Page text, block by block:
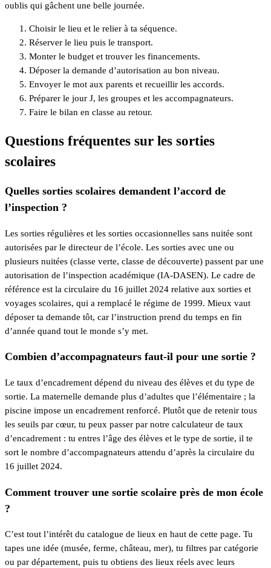
oublis qui gâchent une belle journée.
Choisir le lieu et le relier à ta séquence.
Réserver le lieu puis le transport.
Monter le budget et trouver les financements.
Déposer la demande d’autorisation au bon niveau.
Envoyer le mot aux parents et recueillir les accords.
Préparer le jour J, les groupes et les accompagnateurs.
Faire le bilan en classe au retour.
Questions fréquentes sur les sorties
scolaires
Quelles sorties scolaires demandent l’accord de
l’inspection ?
Les sorties régulières et les sorties occasionnelles sans nuitée sont
autorisées par le directeur de l’école. Les sorties avec une ou
plusieurs nuitées (classe verte, classe de découverte) passent par une
autorisation de l’inspection académique (IA-DASEN). Le cadre de
référence est la circulaire du 16 juillet 2024 relative aux sorties et
voyages scolaires, qui a remplacé le régime de 1999. Mieux vaut
déposer ta demande tôt, car l’instruction prend du temps en fin
d’année quand tout le monde s’y met.
Combien d’accompagnateurs faut-il pour une sortie ?
Le taux d’encadrement dépend du niveau des élèves et du type de
sortie. La maternelle demande plus d’adultes que l’élémentaire ; la
piscine impose un encadrement renforcé. Plutôt que de retenir tous
les seuils par cœur, tu peux passer par notre calculateur de taux
d’encadrement : tu entres l’âge des élèves et le type de sortie, il te
sort le nombre d’accompagnateurs attendu d’après la circulaire du
16 juillet 2024.
Comment trouver une sortie scolaire près de mon école
?
C’est tout l’intérêt du catalogue de lieux en haut de cette page. Tu
tapes une idée (musée, ferme, château, mer), tu filtres par catégorie
ou par département, puis tu obtiens des lieux réels avec leurs